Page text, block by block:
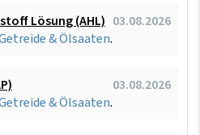
Lösung (AHL) 03.08.2026
& Ölsaaten.
03.08.2026
& Ölsaaten.